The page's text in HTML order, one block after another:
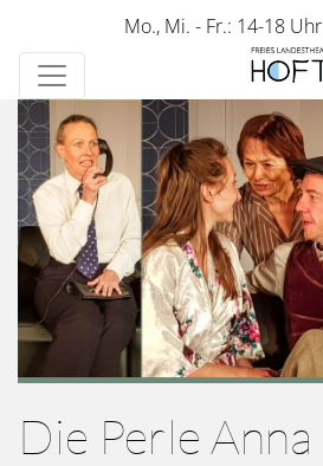
Direkt
zum
Inhalt
Mo., Mi. - Fr.: 14-18 Uhr
Die Perle Anna